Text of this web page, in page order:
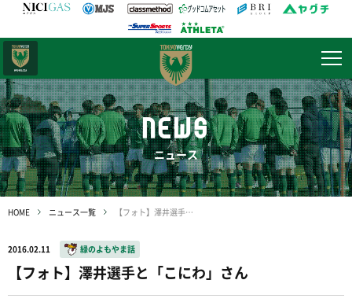
NEWS
ニュース
HOME ニュース一覧 【フォト】澤井選手と「こにわ」さん
2016.02.11 緑のよもやま話
【フォト】澤井選手と「こにわ」さん